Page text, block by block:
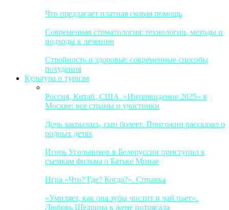
Что предлагает платная скорая помощь
Современная стоматология: технологии, методы и
подходы к лечению
Стройность и здоровье: современные способы
похудения
Культура и туризм
Россия, Китай, США. «Интервидение 2025» в
Москве: все страны и участники
Дочь закрылась, сын болеет. Пригожин рассказал о
родных детях
Игорь Угольников в Белоруссии приступил к
съемкам фильма о Батьке Минае
Игра «Что? Где? Когда?». Справка
«Умиляет, как она зубы чистит и чай пьет».
Любовь Щедрина к жене потрясала